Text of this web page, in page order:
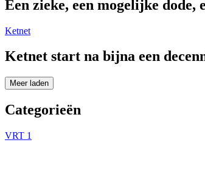
Een zieke, een mogelijke
Ketnet
Ketnet start na bijna een
Meer laden
Categorieën
VRT 1